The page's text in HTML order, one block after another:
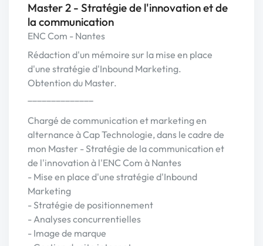
Master 2 - Stratégie de l'innovation et de
la communication
ENC Com - Nantes
Rédaction d'un mémoire sur la mise en place
d'une stratégie d'Inbound Marketing.
Obtention du Master.
Chargé de communication et marketing en
alternance à Cap Technologie, dans le cadre de
mon Master - Stratégie de la communication et
de l'innovation à l'ENC Com à Nantes
- Mise en place d'une stratégie d'Inbound
Marketing
- Stratégie de positionnement
- Analyses concurrentielles
- Image de marque